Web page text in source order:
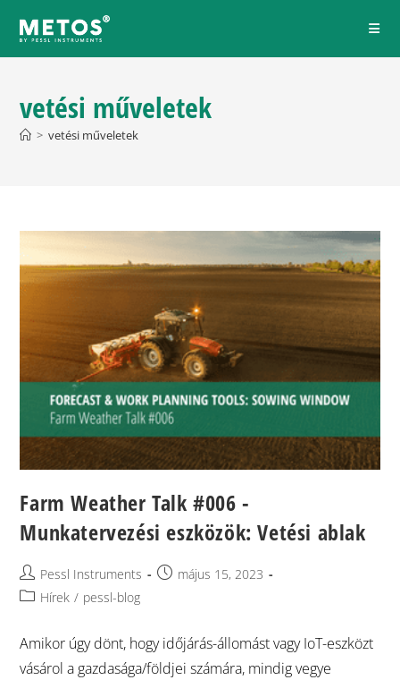
vetési műveletek
> vetési műveletek
Farm Weather Talk #006 -
Munkatervezési eszközök: Vetési ablak
Pessl Instruments
május 15, 2023
Hírek / pessl-blog
Amikor úgy dönt, hogy időjárás-állomást vagy IoT-eszközt
vásárol a gazdasága/földjei számára, mindig vegye